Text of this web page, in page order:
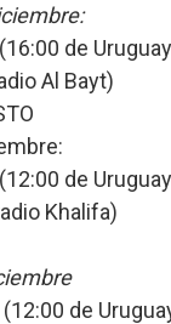
de
Al Bayt)
de
Khalifa)
de